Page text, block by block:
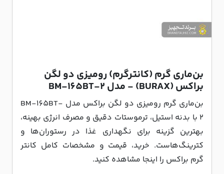
بن‌ماری گرم (کانترگرم) رومیزی دو لگن
براکس (BURAX) - مدل BM-165BT-2
بن‌ماری گرم رومیزی دو لگن براکس مدل BM-165BT-
2 با بدنه استیل، ترموستات دقیق و مصرف انرژی بهینه،
بهترین گزینه برای نگهداری غذا در رستوران‌ها و
کترینگ‌هاست. خرید، قیمت و مشخصات کامل کانتر
گرم براکس را اینجا مشاهده کنید.